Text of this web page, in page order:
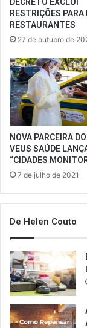
RESTRIÇÕES PARA
RESTAURANTES
27 de outubro de
NOVA PARCEIRA
VEUS SAÚDE
“CIDADES
7 de julho de 2021
De Helen Couto